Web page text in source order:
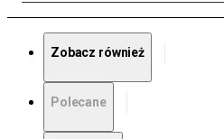
Zobacz również
Polecane